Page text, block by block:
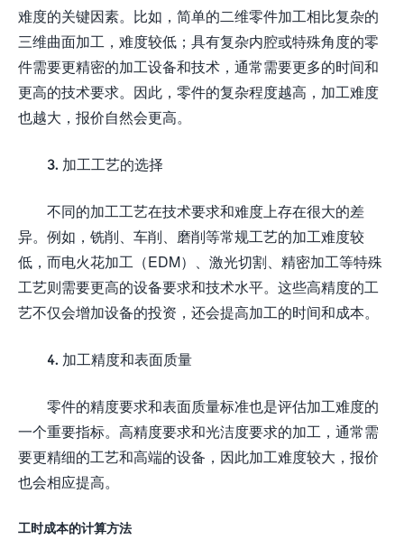
难度的关键因素。比如，简单的二维零件加工相比复杂的
三维曲面加工，难度较低；具有复杂内腔或特殊角度的零
件需要更精密的加工设备和技术，通常需要更多的时间和
更高的技术要求。因此，零件的复杂程度越高，加工难度
也越大，报价自然会更高。
3. 加工工艺的选择
不同的加工工艺在技术要求和难度上存在很大的差
异。例如，铣削、车削、磨削等常规工艺的加工难度较
低，而电火花加工（EDM）、激光切割、精密加工等特殊
工艺则需要更高的设备要求和技术水平。这些高精度的工
艺不仅会增加设备的投资，还会提高加工的时间和成本。
4. 加工精度和表面质量
零件的精度要求和表面质量标准也是评估加工难度的
一个重要指标。高精度要求和光洁度要求的加工，通常需
要更精细的工艺和高端的设备，因此加工难度较大，报价
也会相应提高。
工时成本的计算方法